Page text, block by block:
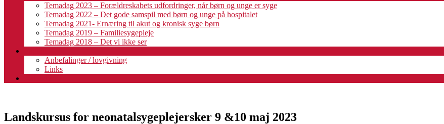
Temadag 2023 – Forældreskabets udfordringer, når børn og unge er syge
Temadag 2022 – Det gode samspil med børn og unge på hospitalet
Temadag 2021- Ernæring til akut og kronisk syge børn
Temadag 2019 – Familiesygepleje
Temadag 2018 – Det vi ikke ser
Anbefalinger / lovgivning
Links
Landskursus for neonatalsygeplejersker 9 &10 maj 2023